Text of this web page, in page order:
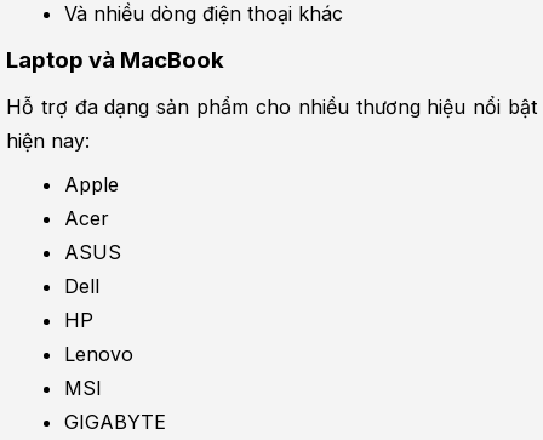
Và nhiều dòng điện thoại khác
Laptop và MacBook
Hỗ trợ đa dạng sản phẩm cho nhiều thương hiệu nổi bật
hiện nay:
Apple
Acer
ASUS
Dell
HP
Lenovo
MSI
GIGABYTE